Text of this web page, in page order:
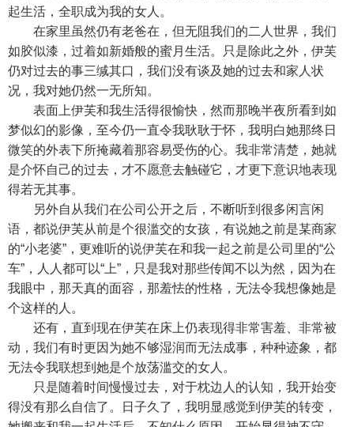
起生活，全职成为我的女人。
在家里虽然仍有老爸在，但无阻我们的二人世界，我们
如胶似漆，过着如新婚般的蜜月生活。只是除此之外，伊芙
仍对过去的事三缄其口，我们没有谈及她的过去和家人状
况，我对她仍然一无所知。
表面上伊芙和我生活得很愉快，然而那晚半夜所看到如
梦似幻的影像，至今仍一直令我耿耿于怀，我明白她那终日
微笑的外表下所掩藏着那容易受伤的心。我非常清楚，她就
是介怀自己的过去，才不愿意去触碰它，才更下意识地表现
得若无其事。
另外自从我们在公司公开之后，不断听到很多闲言闲
语，都说伊芙从前是个很滥交的女孩，有说她之前是某商家
的“小老婆”，更难听的说伊芙在和我一起之前是公司里的“公
车”，人人都可以“上”，只是我对那些传闻不以为然，因为在
我眼中，那天真的面容，那羞怯的性格，无法令我想像她是
个这样的人。
还有，直到现在伊芙在床上仍表现得非常害羞、非常被
动，我们有时更因为她不够湿润而无法成事，种种迹象，都
无法令我联想到她是个放荡滥交的女人。
只是随着时间慢慢过去，对于枕边人的认知，我开始变
得没有那么自信了。日子久了，我明显感觉到伊芙的转变，